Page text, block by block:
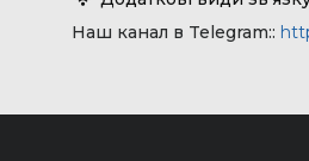
Наш канал в Telegram: